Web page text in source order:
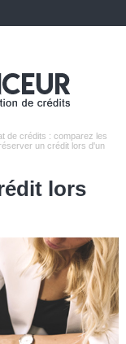
de crédits : comparez les
un crédit lors d'un
lors